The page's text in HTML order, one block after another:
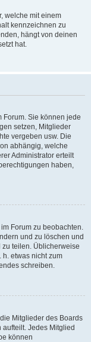
welche mit einem
kennzeichnen zu
hängt von deinen
hat.
Forum. Sie können jede
setzen, Mitglieder
vergeben usw. Die
abhängig, welche
Administrator erteilt
haben,
Forum zu beobachten.
und zu löschen und
teilen. Üblicherweise
h. etwas nicht zum
schreiben.
Mitglieder des Boards
Jedes Mitglied
können